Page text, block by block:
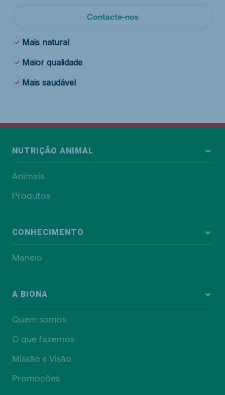
Contacte-nos
Mais natural
Maior qualidade
Mais saudável
NUTRIÇÃO ANIMAL
Animais
Produtos
CONHECIMENTO
Maneio
A BIONA
Quem somos
O que fazemos
Missão e Visão
Promoções